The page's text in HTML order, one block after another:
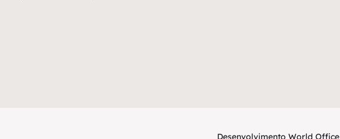
Desenvolvimento World Office